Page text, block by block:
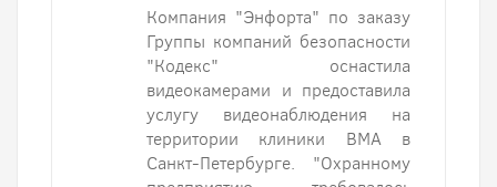
Компания "Энфорта" по заказу
Группы компаний безопасности
"Кодекс" оснастила
видеокамерами и предоставила
услугу видеонаблюдения на
территории клиники ВМА в
Санкт-Петербурге. "Охранному